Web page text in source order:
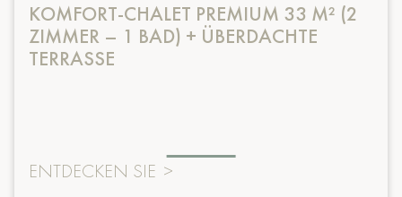
KOMFORT-CHALET PREMIUM 33 M² (2
ZIMMER – 1 BAD) + ÜBERDACHTE
TERRASSE
ENTDECKEN SIE >